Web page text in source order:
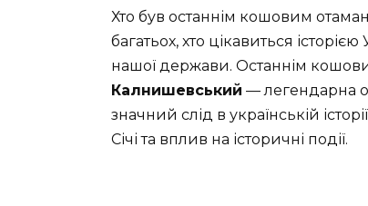
Хто був останнім кошовим
багатьох, хто цікавиться
нашої держави. Останнім
Калнишевський — легендарна
значний слід в українській
Січі та вплив на історичні події.